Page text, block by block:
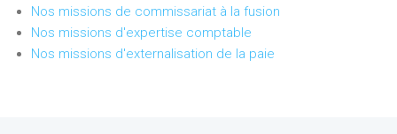
Nos missions de commissariat à la fusion
Nos missions d'expertise comptable
Nos missions d'externalisation de la paie